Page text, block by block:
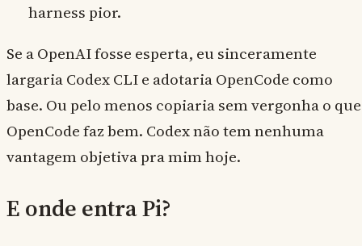
harness pior.
Se a OpenAI fosse esperta, eu sinceramente
largaria Codex CLI e adotaria OpenCode como
base. Ou pelo menos copiaria sem vergonha o que
OpenCode faz bem. Codex não tem nenhuma
vantagem objetiva pra mim hoje.
E onde entra Pi?